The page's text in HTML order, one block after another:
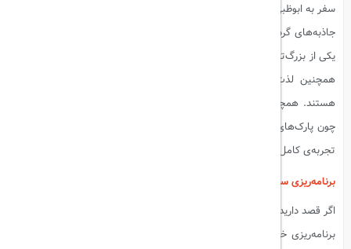
سفر به ابوظبی برای تماشای مسابقات فرمول یک، فرصتی بی‌نظیر برای کشف
جاذبه‌های گردشگری این شهر نیز است. از بازدید از مسجد بزرگ شیخ زاید که
یکی از بزرگ‌ترین مساجد جهان است، تا خرید در مراکز خرید لوکس و مدرن، و
همچنین لذت بردن از ساحل‌های زیبای این شهر، همگی در انتظار شما
هستند. همچنین جزیره‌ی یاس که میزبان پیست مسابقات است، امکاناتی
چون پارک‌های موضوعی، هتل‌های پنج‌ستاره و رستوران‌های مجلل را برای یک
تجربه‌ی کامل گردشگری فراهم می‌آورد.
برنامه‌ریزی سفر
برنامه‌ریزی خود را زودتر آغاز کنید. بلیت‌های مسابقه به سرعت به فروش